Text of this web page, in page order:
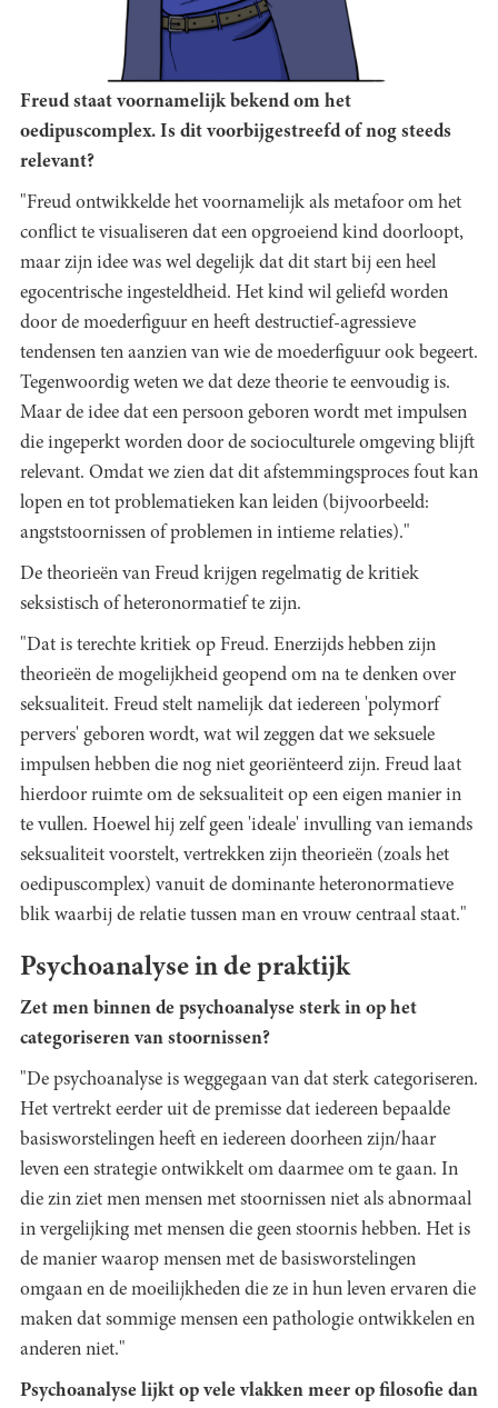
Freud staat voornamelijk bekend om het
oedipuscomplex. Is dit voorbijgestreefd of nog steeds
relevant?
"Freud ontwikkelde het voornamelijk als metafoor om het
conflict te visualiseren dat een opgroeiend kind doorloopt,
maar zijn idee was wel degelijk dat dit start bij een heel
egocentrische ingesteldheid. Het kind wil geliefd worden
door de moederfiguur en heeft destructief-agressieve
tendensen ten aanzien van wie de moederfiguur ook begeert.
Tegenwoordig weten we dat deze theorie te eenvoudig is.
Maar de idee dat een persoon geboren wordt met impulsen
die ingeperkt worden door de socioculturele omgeving blijft
relevant. Omdat we zien dat dit afstemmingsproces fout kan
lopen en tot problematieken kan leiden (bijvoorbeeld:
angststoornissen of problemen in intieme relaties)."
De theorieën van Freud krijgen regelmatig de kritiek
seksistisch of heteronormatief te zijn.
"Dat is terechte kritiek op Freud. Enerzijds hebben zijn
theorieën de mogelijkheid geopend om na te denken over
seksualiteit. Freud stelt namelijk dat iedereen 'polymorf
pervers' geboren wordt, wat wil zeggen dat we seksuele
impulsen hebben die nog niet georiënteerd zijn. Freud laat
hierdoor ruimte om de seksualiteit op een eigen manier in
te vullen. Hoewel hij zelf geen 'ideale' invulling van iemands
seksualiteit voorstelt, vertrekken zijn theorieën (zoals het
oedipuscomplex) vanuit de dominante heteronormatieve
blik waarbij de relatie tussen man en vrouw centraal staat."
Psychoanalyse in de praktijk
Zet men binnen de psychoanalyse sterk in op het
categoriseren van stoornissen?
"De psychoanalyse is weggegaan van dat sterk categoriseren.
Het vertrekt eerder uit de premisse dat iedereen bepaalde
basisworstelingen heeft en iedereen doorheen zijn/haar
leven een strategie ontwikkelt om daarmee om te gaan. In
die zin ziet men mensen met stoornissen niet als abnormaal
in vergelijking met mensen die geen stoornis hebben. Het is
de manier waarop mensen met de basisworstelingen
omgaan en de moeilijkheden die ze in hun leven ervaren die
maken dat sommige mensen een pathologie ontwikkelen en
anderen niet."
Psychoanalyse lijkt op vele vlakken meer op filosofie dan